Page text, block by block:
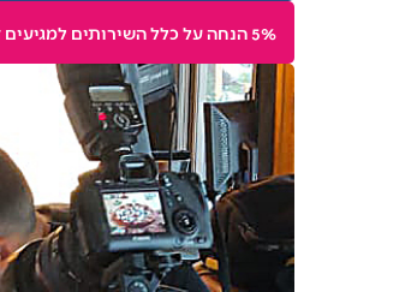
5% הנחה על כלל השירותים למגיעים דרך "עסק במדים"